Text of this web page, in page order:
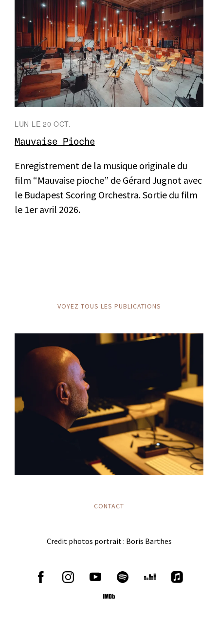
LUN LE 20 OCT.
Mauvaise Pioche
Enregistrement de la musique originale du
film “Mauvaise pioche” de Gérard Jugnot avec
le Budapest Scoring Orchestra. Sortie du film
le 1er avril 2026.
VOYEZ TOUS LES PUBLICATIONS
CONTACT
Credit photos portrait : Boris Barthes